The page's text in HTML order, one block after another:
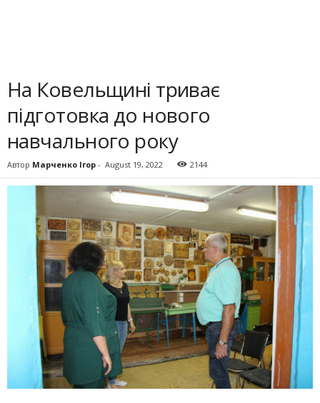
На Ковельщині триває
підготовка до нового
навчального року
Автор Марченко Ігор - August 19, 2022 2144